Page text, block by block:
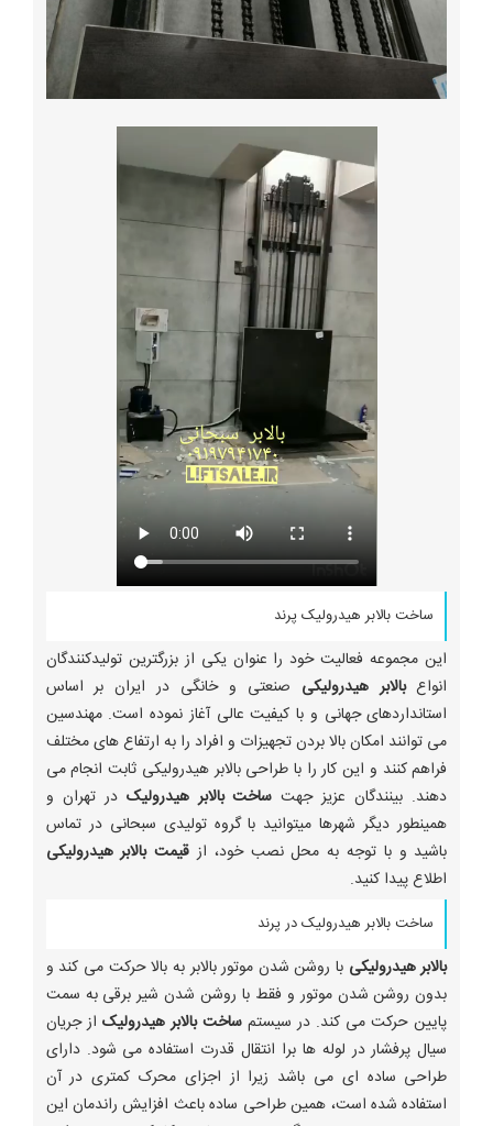
ساخت بالابر هیدرولیک پرند
این مجموعه فعالیت خود را عنوان یکی از بزرگترین تولیدکنندگان
انواعبالابر هیدرولیکی صنعتی و خانگی در ایران بر اساس
استانداردهای جهانی و با کیفیت عالی آغاز نموده است. مهندسین
می توانند امکان بالا بردن تجهیزات و افراد را به ارتفاع های مختلف
فراهم کنند و این کار را با طراحی بالابر هیدرولیکی ثابت انجام می
دهند. بینندگان عزیز جهت ساخت بالابر هیدرولیک در تهران و
همینطور دیگر شهرها میتوانید با گروه تولیدی سبحانی در تماس
باشید و با توجه به محل نصب خود، از قیمت بالابر هیدرولیکی
اطلاع پیدا کنید.
ساخت بالابر هیدرولیک در پرند
بالابر هیدرولیکی با روشن شدن موتور بالابر به بالا حرکت می کند و
بدون روشن شدن موتور و فقط با روشن شدن شیر برقی به سمت
پایین حرکت می کند. در سیستمساخت بالابر هیدرولیک از جریان
سیال پرفشار در لوله ها برا انتقال قدرت استفاده می شود. دارای
طراحی ساده ای می باشد زیرا از اجزای محرک کمتری در آن
استفاده شده است، همین طراحی ساده باعث افزایش راندمان این